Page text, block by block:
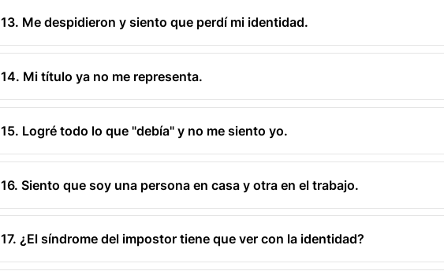
13. Me despidieron y siento que perdí mi identidad.
14. Mi título ya no me representa.
15. Logré todo lo que "debía" y no me siento yo.
16. Siento que soy una persona en casa y otra en el trabajo.
17. ¿El síndrome del impostor tiene que ver con la identidad?